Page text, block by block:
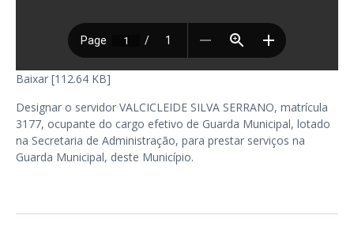
Baixar [112.64 KB]
Designar o servidor VALCICLEIDE SILVA SERRANO, matrícula
3177, ocupante do cargo efetivo de Guarda Municipal, lotado
na Secretaria de Administração, para prestar serviços na
Guarda Municipal, deste Município.